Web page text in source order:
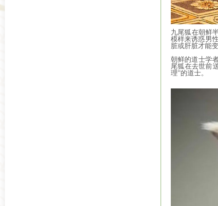
九尾狐在朝鲜
模样来诱惑男
脏或肝脏才能
朝鲜的道士学
尾狐在去世前
理”的道士。